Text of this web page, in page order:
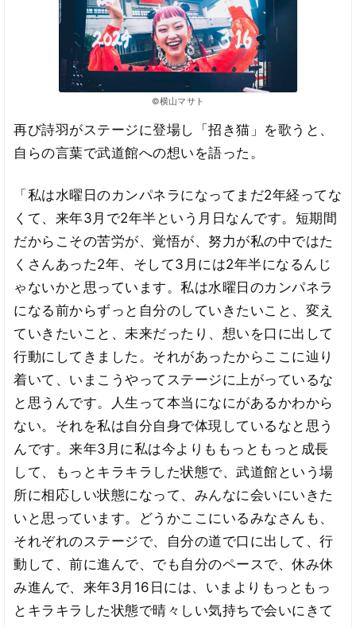
©横山マサト
再び詩羽がステージに登場し「招き猫」を歌うと、
自らの言葉で武道館への想いを語った。
「私は水曜日のカンパネラになってまだ2年経ってな
くて、来年3月で2年半という月日なんです。短期間
だからこその苦労が、覚悟が、努力が私の中ではた
くさんあった2年、そして3月には2年半になるんじ
ゃないかと思っています。私は水曜日のカンパネラ
になる前からずっと自分のしていきたいこと、変え
ていきたいこと、未来だったり、想いを口に出して
行動にしてきました。それがあったからここに辿り
着いて、いまこうやってステージに上がっているな
と思うんです。人生って本当になにがあるかわから
ない。それを私は自分自身で体現しているなと思う
んです。来年3月に私は今よりももっともっと成長
して、もっとキラキラした状態で、武道館という場
所に相応しい状態になって、みんなに会いにいきた
いと思っています。どうかここにいるみなさんも、
それぞれのステージで、自分の道で口に出して、行
動して、前に進んで、でも自分のペースで、休み休
み進んで、来年3月16日には、いまよりもっともっ
とキラキラした状態で晴々しい気持ちで会いにきて